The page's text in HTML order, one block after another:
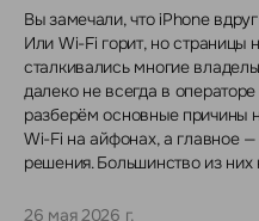
Вы замечали, что iPhone
Или Wi-Fi горит, но страницы
сталкивались многие
далеко не всегда в
разберём основные причины
Wi-Fi на айфонах, а главное
решения. Большинство из
26 мая 2026 г.